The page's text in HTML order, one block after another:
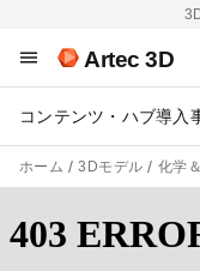
Artec 3D
コンテンツ・ハブ導入
ホーム 3Dモデル 化学